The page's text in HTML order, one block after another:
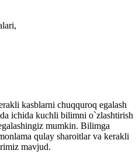
kasblarni chuqquroq egalash
ichida kuchli bilimni o`zlashtirish
mumkin. Bilimga
qulay sharoitlar va kerakli
mavjud.